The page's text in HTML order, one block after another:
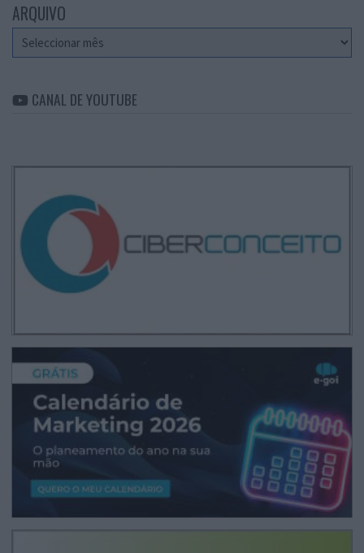
ARQUIVO
Arquivo
CANAL DE YOUTUBE